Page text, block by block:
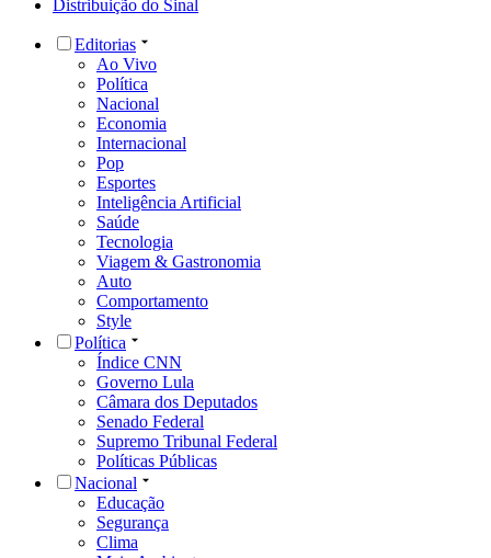
Distribuição do Sinal
Editorias
Ao Vivo
Política
Nacional
Economia
Internacional
Pop
Esportes
Inteligência Artificial
Saúde
Tecnologia
Viagem & Gastronomia
Auto
Comportamento
Style
Política
Índice CNN
Governo Lula
Câmara dos Deputados
Senado Federal
Supremo Tribunal Federal
Políticas Públicas
Nacional
Educação
Segurança
Clima